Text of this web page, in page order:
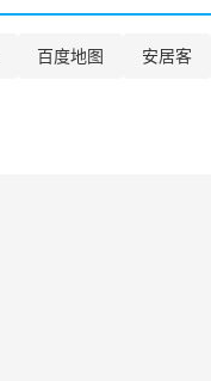
百度地图 安居客